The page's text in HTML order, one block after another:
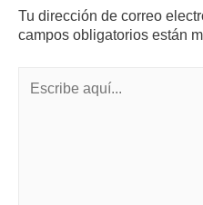
Tu dirección de correo
campos obligatorios están